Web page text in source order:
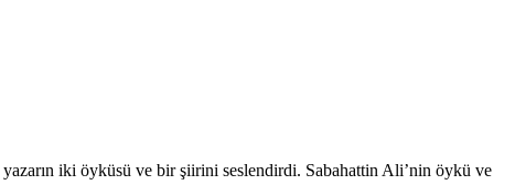
yazarın iki öyküsü ve bir şiirini seslendirdi. Sabahattin Ali’nin öykü ve